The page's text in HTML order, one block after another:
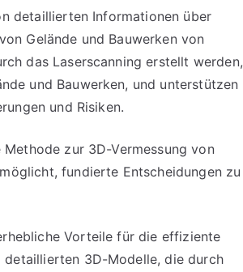
detaillierten Informationen über
Gelände und Bauwerken von
das Laserscanning erstellt werden,
und Bauwerken, und unterstützen
und Risiken.
zur 3D-Vermessung von
fundierte Entscheidungen zu
Vorteile für die effiziente
detaillierten 3D-Modelle, die durch